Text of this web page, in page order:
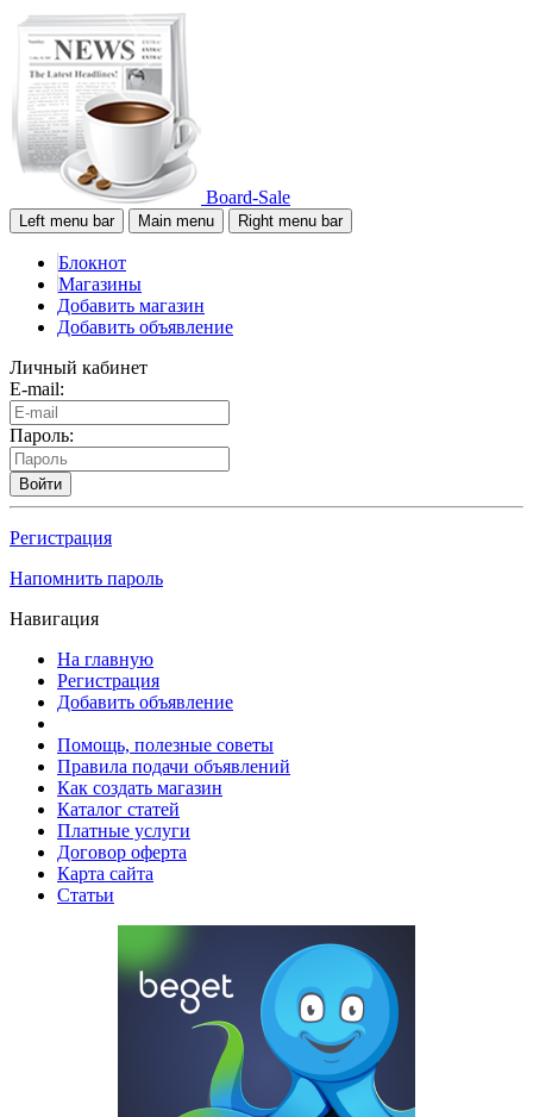
Board-Sale
Left menu bar Main menu Right menu bar
Блокнот
Магазины
Добавить магазин
Добавить объявление
Личный кабинет
E-mail:
Пароль:
Войти
Регистрация
Напомнить пароль
Навигация
На главную
Регистрация
Добавить объявление
Помощь, полезные советы
Правила подачи объявлений
Как создать магазин
Каталог статей
Платные услуги
Договор оферта
Карта сайта
Статьи